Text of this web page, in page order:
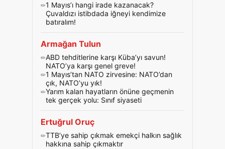
1 Mayıs’ı hangi irade kazanacak?
Çuvaldızı istibdada iğneyi kendimize
batıralım!
Armağan Tulun
ABD tehditlerine karşı Küba’yı savun!
NATO’ya karşı genel greve!
1 Mayıs’tan NATO zirvesine: NATO’dan
çık, NATO’yu yık!
Yarım kalan hayatların önüne geçmenin
tek gerçek yolu: Sınıf siyaseti
Ertuğrul Oruç
TTB’ye sahip çıkmak emekçi halkın sağlık
hakkına sahip çıkmaktır